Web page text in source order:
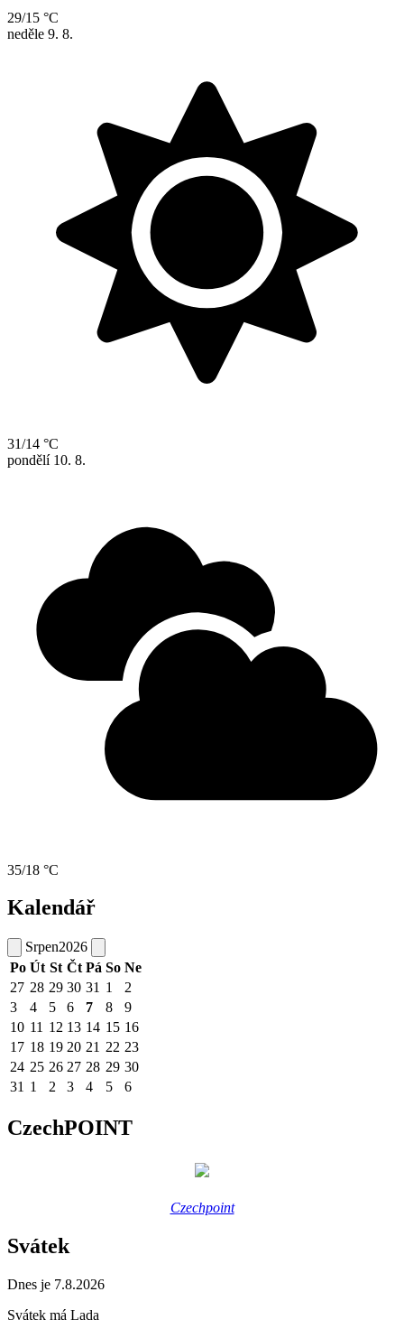
29/15 °C
neděle 9. 8.
31/14 °C
pondělí 10. 8.
35/18 °C
Kalendář
Srpen2026
Po Út St Čt Pá So Ne
27 28 29 30 31 1
2
3
4 5 6 7 8
9
10 11 12 13 14 15 16
17 18 19 20 21 22 23
24 25 26 27 28 29 30
31 1 2 3 4 5 6
CzechPOINT
Czechpoint
Svátek
Dnes je 7.8.2026
Svátek má Lada